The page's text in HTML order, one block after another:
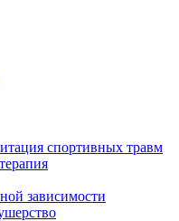
спортивных травм
зависимости